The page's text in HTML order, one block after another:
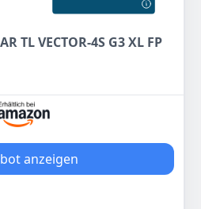
TL VECTOR-4S G3 XL FP
anzeigen